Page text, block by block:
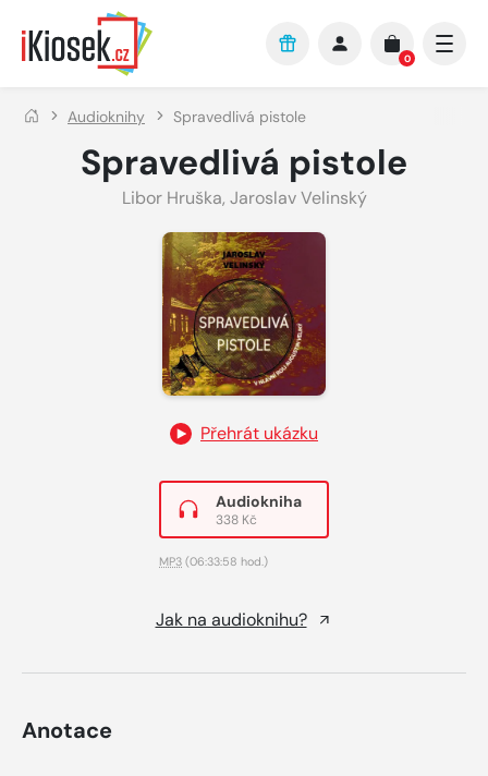
Přejít na hlavní obsah
0
Audioknihy Spravedlivá pistole
Spravedlivá pistole
Libor Hruška, Jaroslav Velinský
Přehrát ukázku
Audiokniha
338 Kč
MP3 (06:33:58 hod.)
Jak na audioknihu?
Anotace